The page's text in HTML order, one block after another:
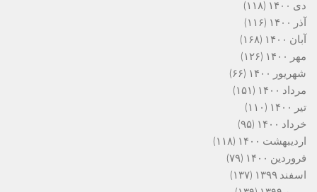
دی ۱۴۰۰
(۱۱۸)
آذر ۱۴۰۰
(۱۱۶)
آبان ۱۴۰۰
(۱۶۸)
مهر ۱۴۰۰
(۱۲۶)
شهریور ۱۴۰۰
(۶۶)
مرداد ۱۴۰۰
(۱۵۱)
تیر ۱۴۰۰
(۱۱۰)
خرداد ۱۴۰۰
(۹۵)
اردیبهشت ۱۴۰۰
(۱۱۸)
فروردین ۱۴۰۰
(۷۹)
اسفند ۱۳۹۹
(۱۳۷)